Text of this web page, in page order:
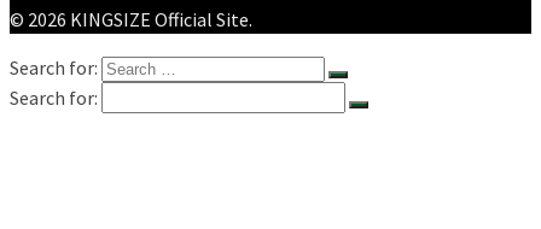
© 2026 KINGSIZE Official Site.
Search for:
Search for: